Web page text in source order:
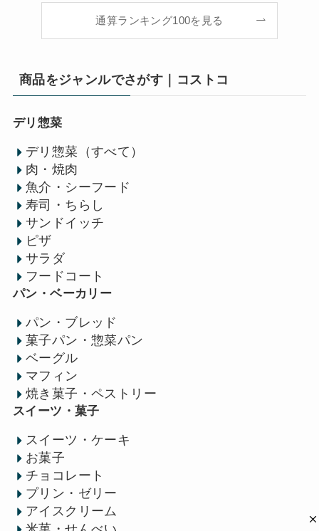
通算ランキング100を見る
商品をジャンルでさがす｜コストコ
デリ惣菜
デリ惣菜（すべて）
肉・焼肉
魚介・シーフード
寿司・ちらし
サンドイッチ
ピザ
サラダ
フードコート
パン・ベーカリー
パン・ブレッド
菓子パン・惣菜パン
ベーグル
マフィン
焼き菓子・ペストリー
スイーツ・菓子
スイーツ・ケーキ
お菓子
チョコレート
プリン・ゼリー
アイスクリーム